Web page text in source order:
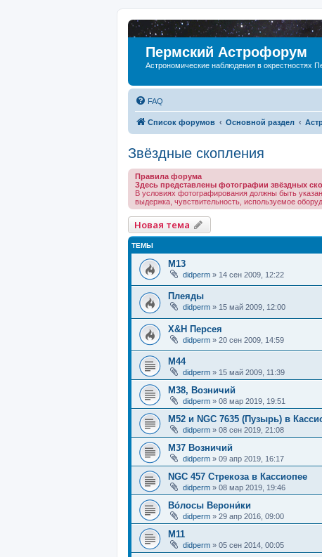
Пермский Астрофорум
Астрономические наблюдения в окрестностях
FAQ
Список форумов Основной раздел
Звёздные скопления
Правила форума
Здесь представлены фотографии звёздных
В условиях фотографирования должны быть
выдержка, чувствительность, используемое
Новая тема
ТЕМЫ
M13
didperm » 14 сен 2009, 12:22
Плеяды
didperm » 15 май 2009, 12:00
X&H Персея
didperm » 20 сен 2009, 14:59
M44
didperm » 15 май 2009, 11:39
M38, Возничий
didperm » 08 мар 2019, 19:51
M52 и NGC 7635 (Пузырь) в
didperm » 08 сен 2019, 21:08
M37 Возничий
didperm » 09 апр 2019, 16:17
NGC 457 Стрекоза в Кассиопее
didperm » 08 мар 2019, 19:46
Во́лосы Верони́ки
didperm » 29 апр 2016, 09:00
M11
didperm » 05 сен 2014, 00:05